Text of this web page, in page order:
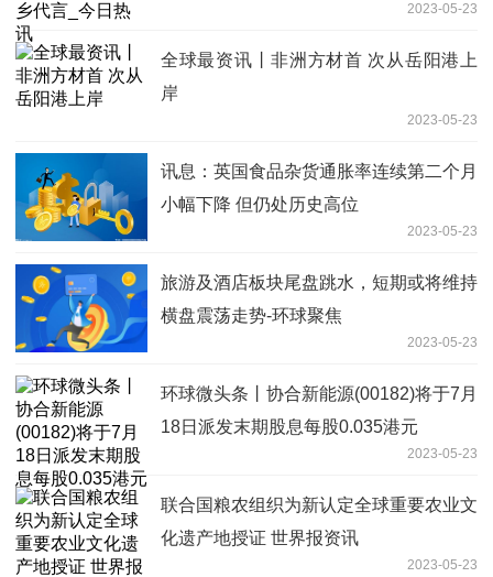
2023-05-23
全球最资讯丨非洲方材首 次从岳阳港上
岸
2023-05-23
讯息：英国食品杂货通胀率连续第二个月
小幅下降 但仍处历史高位
2023-05-23
旅游及酒店板块尾盘跳水，短期或将维持
横盘震荡走势-环球聚焦
2023-05-23
环球微头条丨协合新能源(00182)将于7月
18日派发末期股息每股0.035港元
2023-05-23
联合国粮农组织为新认定全球重要农业文
化遗产地授证 世界报资讯
2023-05-23